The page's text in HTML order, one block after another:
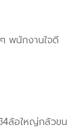
พนักงานใจดี
4ล้อใหญ่กลัวขน